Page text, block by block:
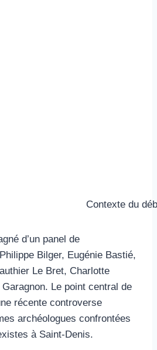
d’un panel de
Bilger, Eugénie Bastié,
Le Bret, Charlotte
Le point central de
récente controverse
archéologues confrontées
à Saint-Denis.